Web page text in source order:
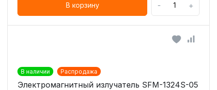
В корзину - +
В наличии Распродажа
Электромагнитный излучатель SFM-1324S-05